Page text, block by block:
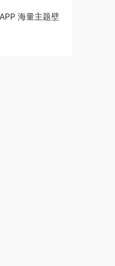
海量主题壁